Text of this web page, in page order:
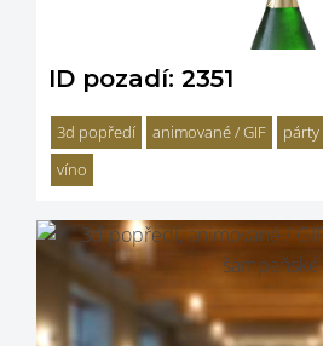
ID pozadí: 2351
3d popředí animované / GIF párty
víno